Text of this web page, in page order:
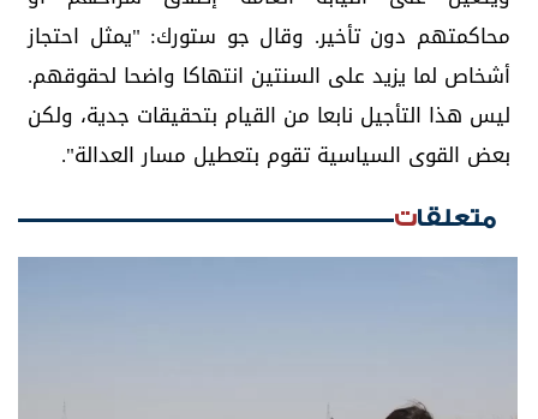
محاكمتهم دون تأخير. وقال جو ستورك: "يمثل احتجاز
أشخاص لما يزيد على السنتين انتهاكا واضحا لحقوقهم.
ليس هذا التأجيل نابعا من القيام بتحقيقات جدية، ولكن
بعض القوى السياسية تقوم بتعطيل مسار العدالة".
متعلقات